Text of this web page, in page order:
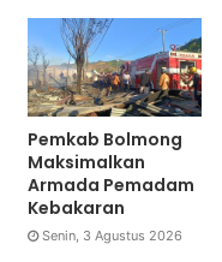
Pemkab Bolmong
Maksimalkan
Armada Pemadam
Kebakaran
Senin, 3 Agustus 2026